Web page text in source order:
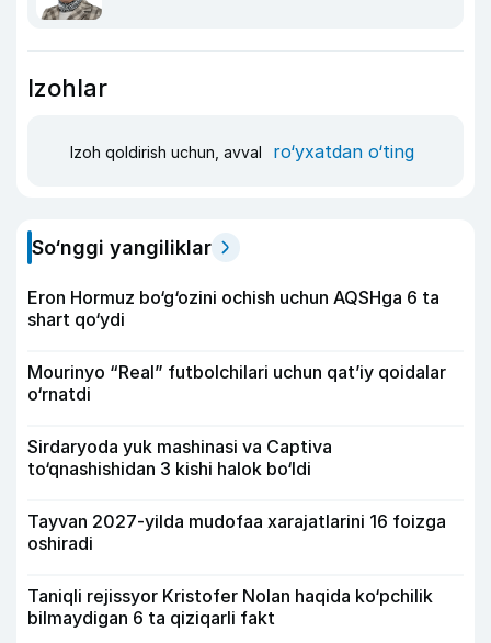
Izohlar
Izoh qoldirish uchun, avval ro‘yxatdan o‘ting
So‘nggi yangiliklar
Eron Hormuz bo‘g‘ozini ochish uchun AQSHga 6 ta
shart qo‘ydi
Mourinyo “Real” futbolchilari uchun qat’iy qoidalar
o‘rnatdi
Sirdaryoda yuk mashinasi va Captiva
to‘qnashishidan 3 kishi halok bo‘ldi
Tayvan 2027-yilda mudofaa xarajatlarini 16 foizga
oshiradi
Taniqli rejissyor Kristofer Nolan haqida ko‘pchilik
bilmaydigan 6 ta qiziqarli fakt